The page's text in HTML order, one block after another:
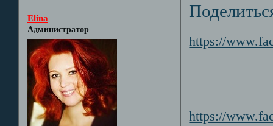
Elina
Администратор
https://
https://